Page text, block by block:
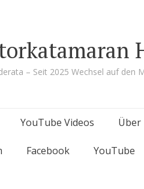
– Seit 2025 Wechsel auf
YouTube Videos Über
Facebook YouTube